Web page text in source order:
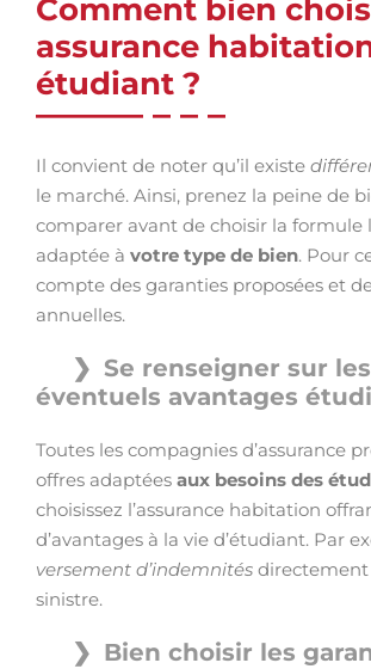
Comment bien
assurance
étudiant ?
Il convient de noter qu’il existe
le marché. Ainsi, prenez la peine de
comparer avant de choisir la formule
adaptée à votre type de bien. Pour
compte des garanties proposées et
annuelles.
Se renseigner sur les
éventuels avantages
Toutes les compagnies d’assurance
offres adaptées aux besoins des
choisissez l’assurance habitation
d’avantages à la vie d’étudiant. Par
versement d’indemnités directement
sinistre.
Bien choisir les